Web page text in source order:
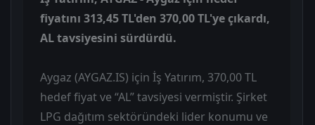
fiyatını 313,45 TL'den 370,00 TL'ye çıkardı,
AL tavsiyesini sürdürdü.
Aygaz (AYGAZ.IS) için İş Yatırım, 370,00 TL
hedef fiyat ve “AL” tavsiyesi vermiştir. Şirket
LPG dağıtım sektöründeki lider konumu ve